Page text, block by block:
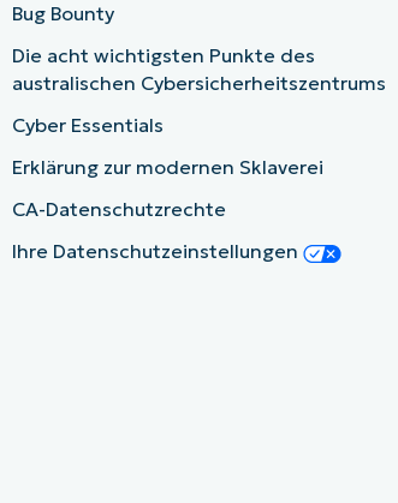
Bug Bounty
Die acht wichtigsten Punkte des
australischen Cybersicherheitszentrums
Cyber Essentials
Erklärung zur modernen Sklaverei
CA-Datenschutzrechte
Ihre Datenschutzeinstellungen